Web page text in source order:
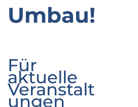
Umbau!
Für
aktuelle
Veranstalt
ungen